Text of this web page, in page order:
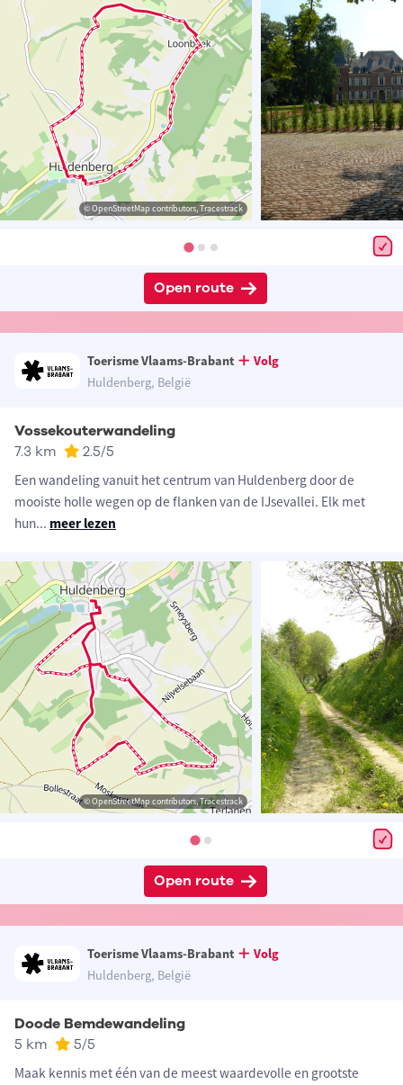
© OpenStreetMap contributors, Tracestrack
Open route
Toerisme Vlaams-Brabant
Volg
Huldenberg, België
Vossekouterwandeling
7.3 km 2.5/5
Een wandeling vanuit het centrum van Huldenberg door de
mooiste holle wegen op de flanken van de IJsevallei. Elk met
hun... meer lezen
© OpenStreetMap contributors, Tracestrack
Open route
Toerisme Vlaams-Brabant
Volg
Huldenberg, België
Doode Bemdewandeling
5 km 5/5
Maak kennis met één van de meest waardevolle en grootste